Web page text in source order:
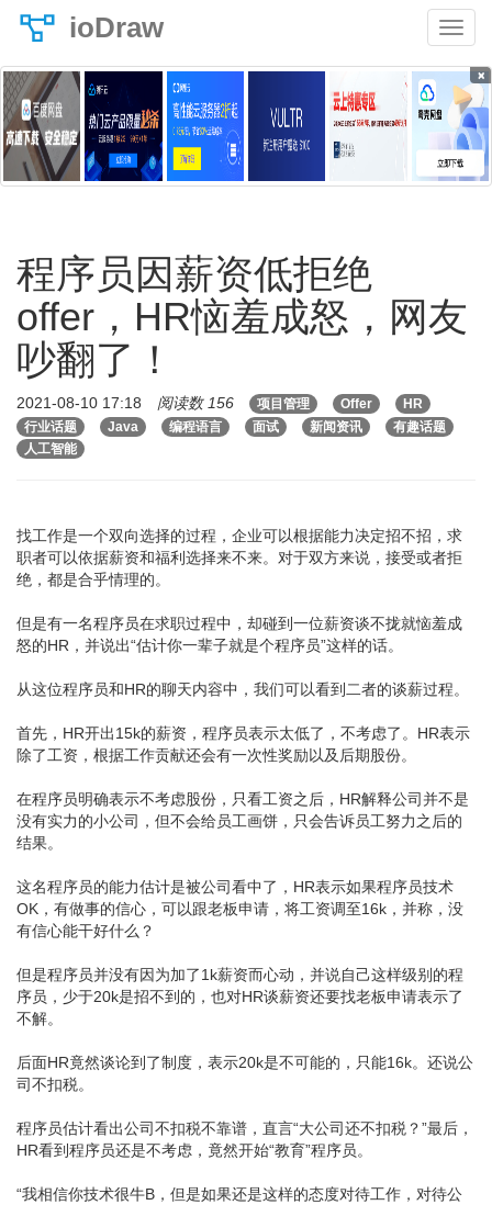
ioDraw
×
程序员因薪资低拒绝
offer，HR恼羞成怒，网友
吵翻了！
2021-08-10 17:18 阅读数 156 项目管理 Offer
HR
行业话题
Java 编程语言 面试 新闻资讯
有趣话题
人工智能
找工作是一个双向选择的过程，企业可以根据能力决定招不招，求
职者可以依据薪资和福利选择来不来。对于双方来说，接受或者拒
绝，都是合乎情理的。
但是有一名程序员在求职过程中，却碰到一位薪资谈不拢就恼羞成
怒的HR，并说出“估计你一辈子就是个程序员”这样的话。
从这位程序员和HR的聊天内容中，我们可以看到二者的谈薪过程。
首先，HR开出15k的薪资，程序员表示太低了，不考虑了。HR表示
除了工资，根据工作贡献还会有一次性奖励以及后期股份。
在程序员明确表示不考虑股份，只看工资之后，HR解释公司并不是
没有实力的小公司，但不会给员工画饼，只会告诉员工努力之后的
结果。
这名程序员的能力估计是被公司看中了，HR表示如果程序员技术
OK，有做事的信心，可以跟老板申请，将工资调至16k，并称，没
有信心能干好什么？
但是程序员并没有因为加了1k薪资而心动，并说自己这样级别的程
序员，少于20k是招不到的，也对HR谈薪资还要找老板申请表示了
不解。
后面HR竟然谈论到了制度，表示20k是不可能的，只能16k。还说公
司不扣税。
程序员估计看出公司不扣税不靠谱，直言“大公司还不扣税？”最后，
HR看到程序员还是不考虑，竟然开始“教育”程序员。
“我相信你技术很牛B，但是如果还是这样的态度对待工作，对待公